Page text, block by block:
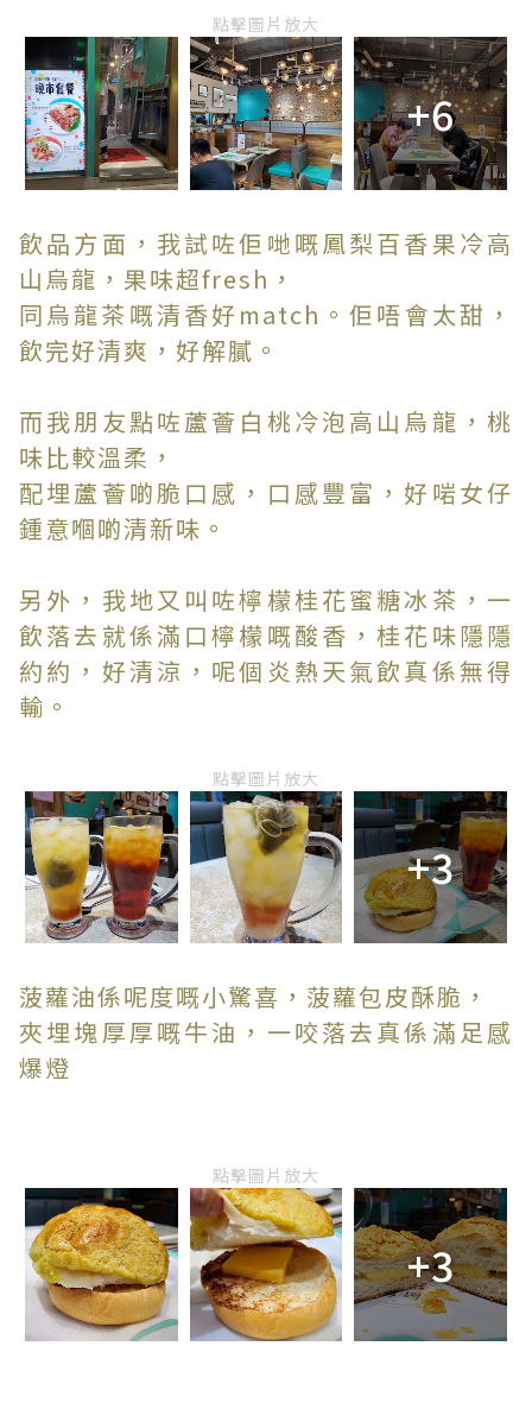
點擊圖片放大
+6
飲品方面，我試咗佢哋嘅鳳梨百香果冷高
山烏龍，果味超fresh，
同烏龍茶嘅清香好match。佢唔會太甜，
飲完好清爽，好解膩。
而我朋友點咗蘆薈白桃冷泡高山烏龍，桃
味比較溫柔，
配埋蘆薈啲脆口感，口感豐富，好啱女仔
鍾意嗰啲清新味。
另外，我地又叫咗檸檬桂花蜜糖冰茶，一
飲落去就係滿口檸檬嘅酸香，桂花味隱隱
約約，好清涼，呢個炎熱天氣飲真係無得
輸。
點擊圖片放大
+3
菠蘿油係呢度嘅小驚喜，菠蘿包皮酥脆，
夾埋塊厚厚嘅牛油，一咬落去真係滿足感
爆燈
點擊圖片放大
+3